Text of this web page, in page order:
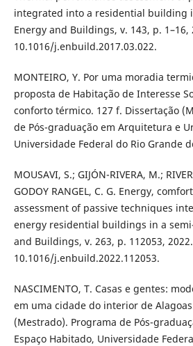
integrated into a residential building
Energy and Buildings, v. 143, p. 1–16,
10.1016/j.enbuild.2017.03.022.
MONTEIRO, Y. Por uma moradia
proposta de Habitação de Interesse
conforto térmico. 127 f. Dissertação
de Pós-graduação em Arquitetura e
Universidade Federal do Rio Grande
MOUSAVI, S.; GIJÓN-RIVERA, M.;
GODOY RANGEL, C. G. Energy,
assessment of passive techniques
energy residential buildings in a
and Buildings, v. 263, p. 112053,
10.1016/j.enbuild.2022.112053.
NASCIMENTO, T. Casas e gentes:
em uma cidade do interior de
(Mestrado). Programa de Pós-
Espaço Habitado, Universidade